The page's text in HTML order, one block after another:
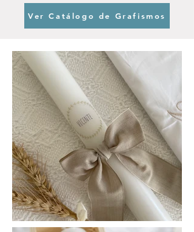
Ver Catálogo de Grafismos